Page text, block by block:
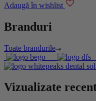
Adaugă în wishlist
Branduri
Toate brandurile
Vizualizate